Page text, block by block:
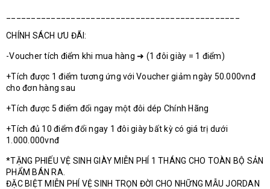
CHÍNH SÁCH ƯU ĐÃI:
-Voucher tích điểm khi mua hàng ➜ (1 đôi giày = 1 điểm)
+Tích được 1 điểm tương ứng với Voucher giảm ngày 50.000vnđ
cho đơn hàng sau
+Tích được 5 điểm đổi ngay một đôi dép Chính Hãng
+Tích đủ 10 điểm đổi ngay 1 đôi giày bất kỳ có giá trị dưới
1.000.000vnđ
*TẶNG PHIẾU VỆ SINH GIÀY MIỄN PHÍ 1 THÁNG CHO TOÀN BỘ SẢN
PHẨM BÁN RA.
ĐẶC BIỆT MIỄN PHÍ VỆ SINH TRỌN ĐỜI CHO NHỮNG MẪU JORDAN